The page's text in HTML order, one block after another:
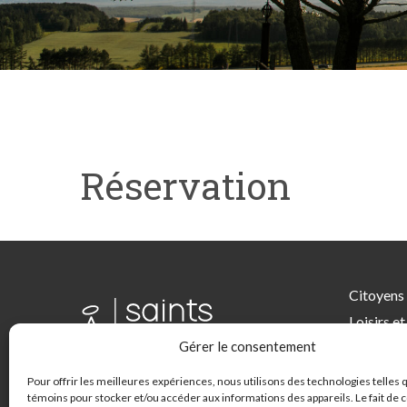
Gérer le consentement
Pour offrir les meilleures expériences, nous utilisons des technologies telles
témoins pour stocker et/ou accéder aux informations des appareils. Le fait de
Réservation
Citoyens
Loisirs
Saints-